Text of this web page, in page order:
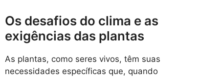
Os desafios do clima e as
exigências das plantas
As plantas, como seres vivos, têm suas
necessidades específicas que, quando